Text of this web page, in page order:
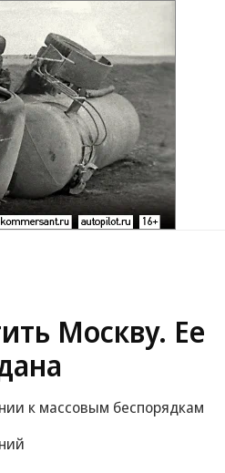
Москву. Ее
к массовым беспорядкам